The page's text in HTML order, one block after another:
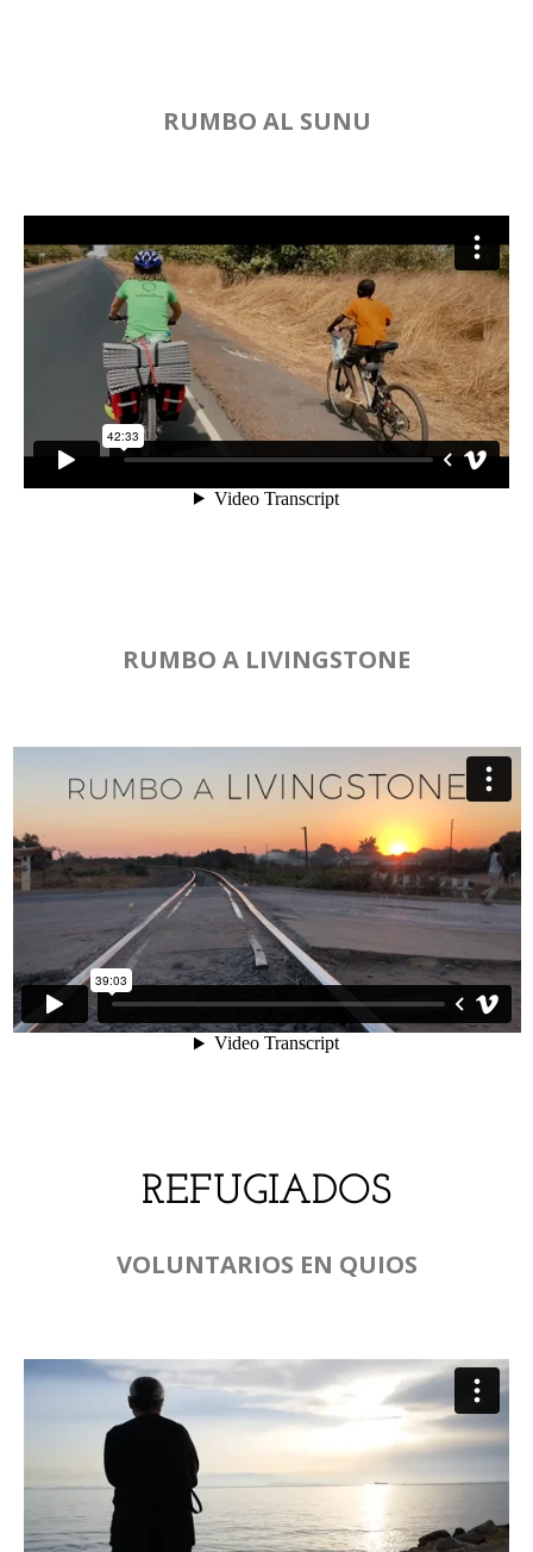
RUMBO AL SUNU
RUMBO A LIVINGSTONE
REFUGIADOS
VOLUNTARIOS EN QUIOS